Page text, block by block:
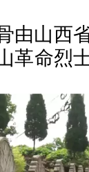
由山西
革命烈